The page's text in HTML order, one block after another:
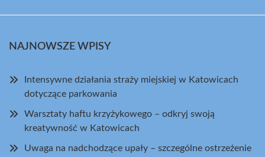
NAJNOWSZE WPISY
Intensywne działania straży miejskiej w Katowicach
dotyczące parkowania
Warsztaty haftu krzyżykowego – odkryj swoją
kreatywność w Katowicach
Uwaga na nadchodzące upały – szczególne ostrzeżenie